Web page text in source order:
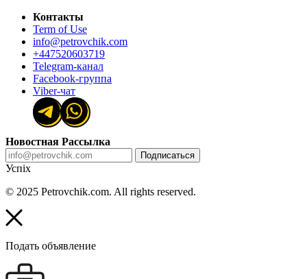
Контакты
Term of Use
info@petrovchik.com
+447520603719
Telegram-канал
Facebook-группа
Viber-чат
Новостная Рассылка
Подписаться
Успіх
© 2025 Petrovchik.com. All rights reserved.
Подать объявление